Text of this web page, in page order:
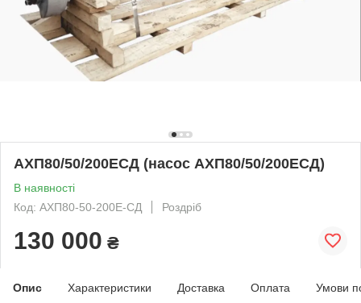
АХП80/50/200ЕСД (насос АХП80/50/200ЕСД)
В наявності
Код: АХП80-50-200Е-СД
Роздріб
130 000 ₴
Опис Характеристики Доставка Оплата Умови